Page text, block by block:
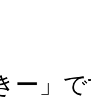
ー」